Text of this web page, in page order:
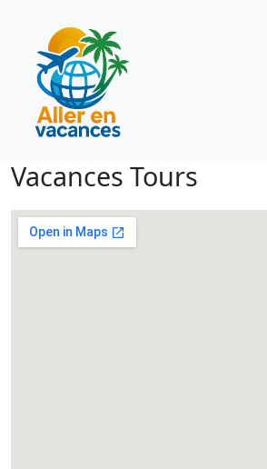
Vacances Tours